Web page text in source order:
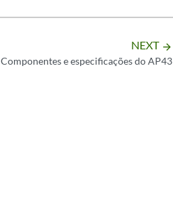
NEXT arrow_forward
Componentes e especificações do AP43